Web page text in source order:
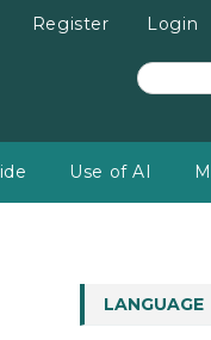
Register Login
Use of AI
LANGUAGE